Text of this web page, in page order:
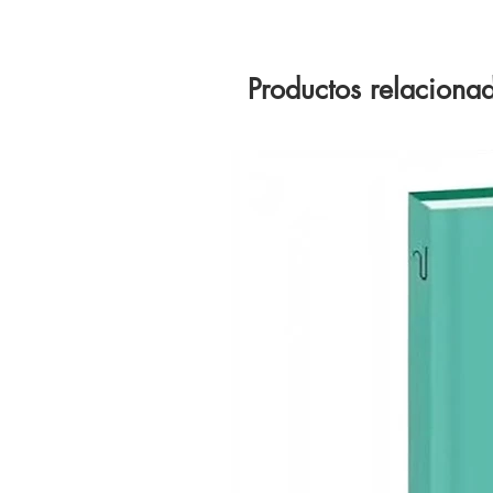
Productos